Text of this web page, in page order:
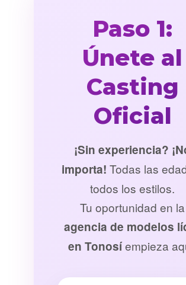
Paso 1:
Únete al
Casting
Oficial
¡Sin experiencia?
importa! Todas las
todos los estilos.
Tu oportunidad en la
agencia de modelos
en Tonosíempieza